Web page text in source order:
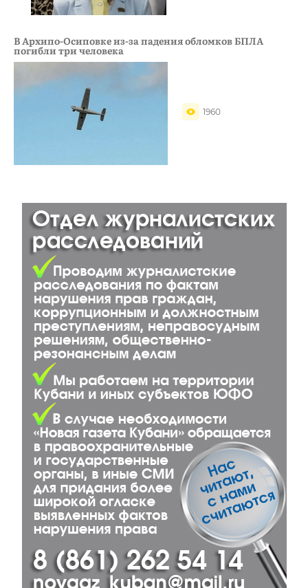
В Архипо-Осиповке из-за падения обломков БПЛА
погибли три человека
1960